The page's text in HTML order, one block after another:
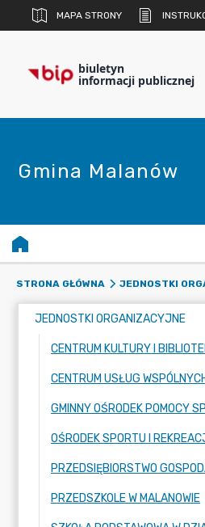
MAPA STRONY
biuletyn
informacji publicznej
Gmina Malanów
STRONA GŁÓWNA JEDNOSTKI
JEDNOSTKI ORGANIZACYJNE
PRZEDSZKOLE W MALANOWIE